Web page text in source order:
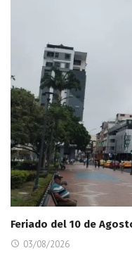
Feriado del 10 de
03/08/2026